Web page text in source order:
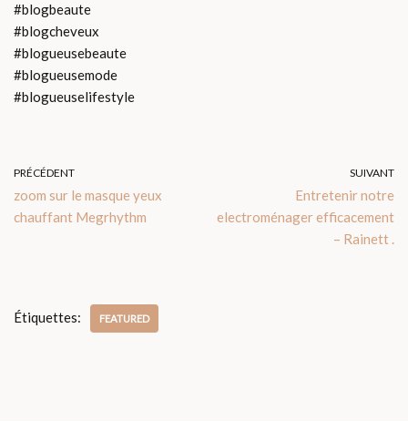
#blogbeaute
#blogcheveux
#blogueusebeaute
#blogueusemode
#blogueuselifestyle
PRÉCÉDENT
zoom sur le masque yeux
chauffant Megrhythm
SUIVANT
Entretenir notre
electroménager efficacement
– Rainett .
Étiquettes: FEATURED